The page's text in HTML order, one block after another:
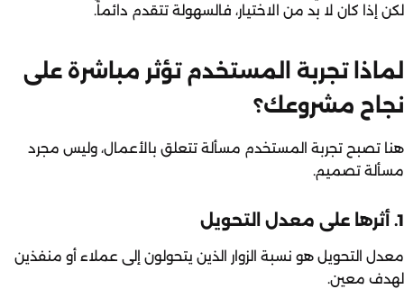
لكن إذا كان لا بد من الاختيار، فالسهولة تتقدم دائماً.
لماذا تجربة المستخدم تؤثر مباشرة على
نجاح مشروعك؟
هنا تصبح تجربة المستخدم مسألة تتعلق بالأعمال، وليس مجرد
مسألة تصميم.
1. أثرها على معدل التحويل
معدل التحويل هو نسبة الزوار الذين يتحولون إلى عملاء أو منفذين
لهدف معين.